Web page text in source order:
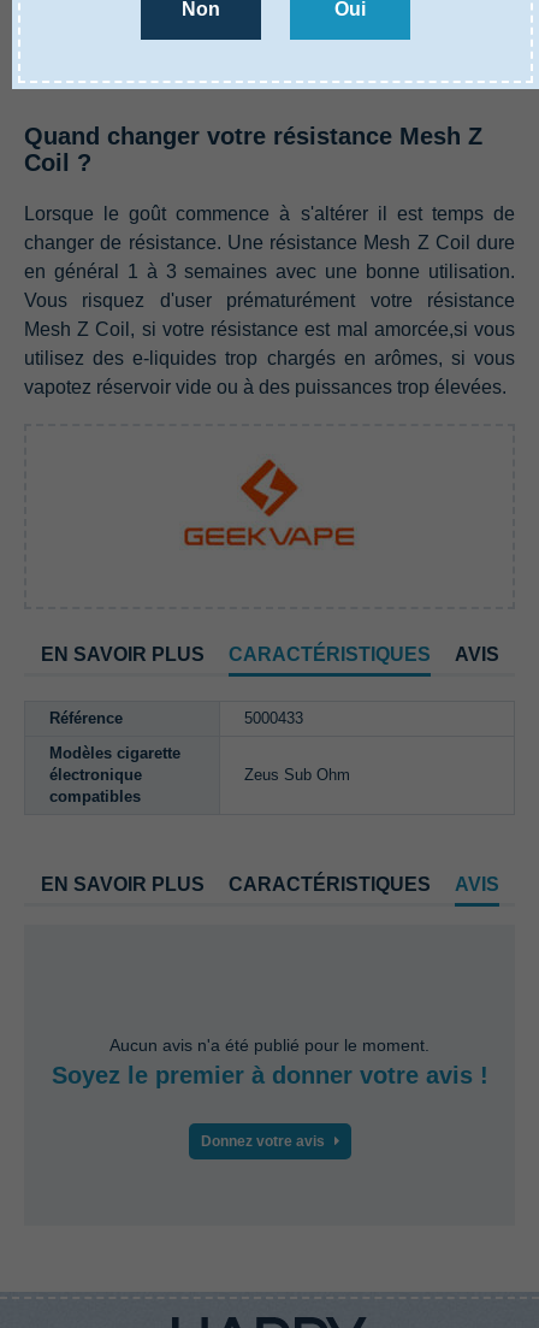
Non Oui
La résistance Mesh Z Coil 0,4ohm avec un réglage de
puissance entre 60W et 70W, elle offre une vape en
Quand changer votre résistance Mesh Z
Coil ?
Lorsque le goût commence à s'altérer il est temps de
changer de résistance. Une résistance Mesh Z Coil dure
en général 1 à 3 semaines avec une bonne utilisation.
Vous risquez d'user prématurément votre résistance
Mesh Z Coil, si votre résistance est mal amorcée,si vous
utilisez des e-liquides trop chargés en arômes, si vous
vapotez réservoir vide ou à des puissances trop élevées.
EN SAVOIR PLUS CARACTÉRISTIQUES AVIS
Référence
5000433
Modèles cigarette
électronique
compatibles
Zeus Sub Ohm
EN SAVOIR PLUS CARACTÉRISTIQUES AVIS
Aucun avis n'a été publié pour le moment.
Soyez le premier à donner votre avis !
Donnez votre avis